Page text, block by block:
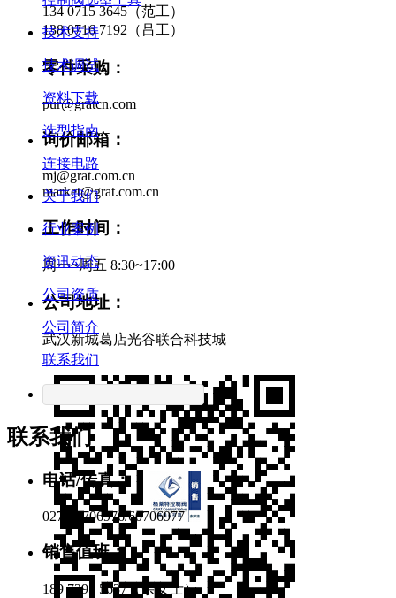
技术支持
技术调试
资料下载
选型指南
连接电路
关于我们
行业案例
资讯动态
公司资质
公司简介
联系我们
联系我们
电话/传真：
027-60706976/60706977
销售值班：
189 7295 5637（余女士）
134 0715 3645（范工）
138 0716 7192（吕工）
零件采购：
pur@gratcn.com
询价邮箱：
mj@grat.com.cn
market@grat.com.cn
工作时间：
周一~周五 8:30~17:00
公司地址：
武汉新城葛店光谷联合科技城